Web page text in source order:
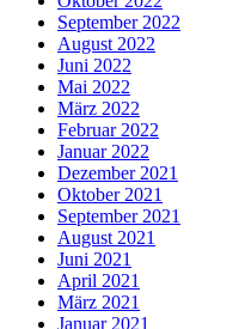
September 2022
August 2022
Juni 2022
Mai 2022
März 2022
Februar 2022
Januar 2022
Dezember 2021
Oktober 2021
September 2021
August 2021
Juni 2021
April 2021
März 2021
Januar 2021